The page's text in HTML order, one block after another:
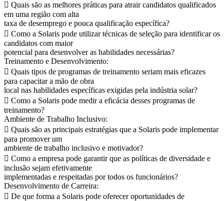
 Quais são as melhores práticas para atrair candidatos qualificados
em uma região com alta
taxa de desemprego e pouca qualificação específica?
 Como a Solaris pode utilizar técnicas de seleção para identificar os
candidatos com maior
potencial para desenvolver as habilidades necessárias?
Treinamento e Desenvolvimento:
 Quais tipos de programas de treinamento seriam mais eficazes
para capacitar a mão de obra
local nas habilidades específicas exigidas pela indústria solar?
 Como a Solaris pode medir a eficácia desses programas de
treinamento?
Ambiente de Trabalho Inclusivo:
 Quais são as principais estratégias que a Solaris pode implementar
para promover um
ambiente de trabalho inclusivo e motivador?
 Como a empresa pode garantir que as políticas de diversidade e
inclusão sejam efetivamente
implementadas e respeitadas por todos os funcionários?
Desenvolvimento de Carreira:
 De que forma a Solaris pode oferecer oportunidades de